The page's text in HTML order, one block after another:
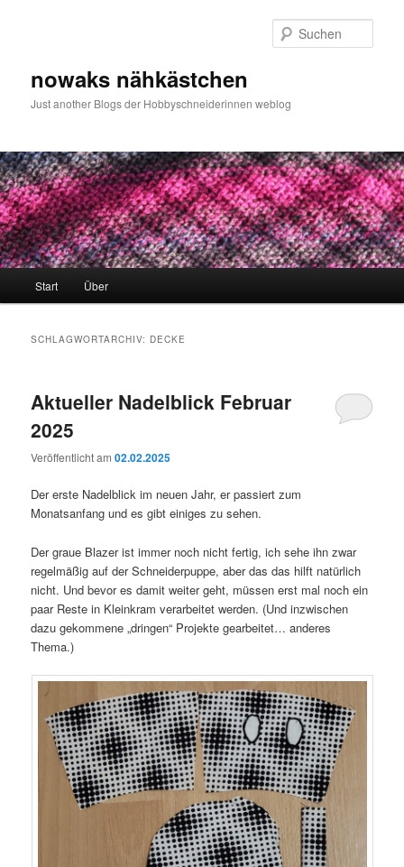
nowaks nähkästchen
Just another Blogs der Hobbyschneiderinnen weblog
Start Über
SCHLAGWORTARCHIV: DECKE
Aktueller Nadelblick Februar
2025
Veröffentlicht am02.02.2025
Der erste Nadelblick im neuen Jahr, er passiert zum
Monatsanfang und es gibt einiges zu sehen.
Der graue Blazer ist immer noch nicht fertig, ich sehe ihn zwar
regelmäßig auf der Schneiderpuppe, aber das das hilft natürlich
nicht. Und bevor es damit weiter geht, müssen erst mal noch ein
paar Reste in Kleinkram verarbeitet werden. (Und inzwischen
dazu gekommene „dringen“ Projekte gearbeitet… anderes
Thema.)